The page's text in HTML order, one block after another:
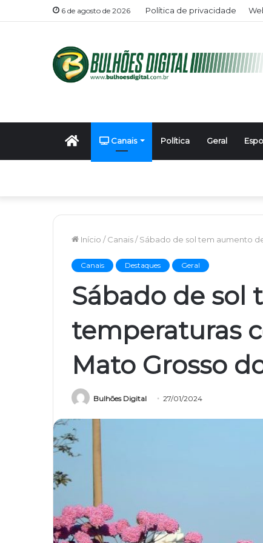
6 de agosto de 2026 Política de privacidade
Início Canais Política Geral
Início / Canais/ Sábado de sol tem aumento
Canais Destaques Geral
Sábado de sol
temperaturas
Mato Grosso
Bulhões Digital 27/01/2024